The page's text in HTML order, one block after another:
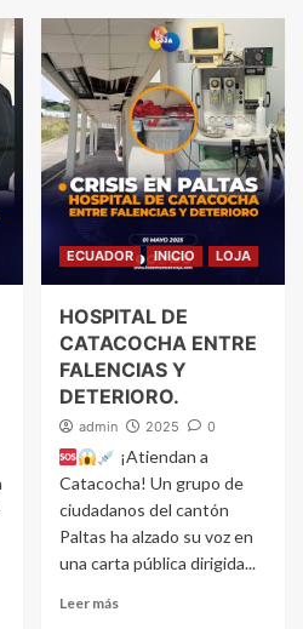
ECUADOR INICIO LOJA
HOSPITAL DE
CATACOCHA ENTRE
FALENCIAS Y
DETERIORO.
admin 2025 0
¡Atiendan a
Catacocha! Un grupo de
ciudadanos del cantón
Paltas ha alzado su voz en
una carta pública dirigida...
Leer más